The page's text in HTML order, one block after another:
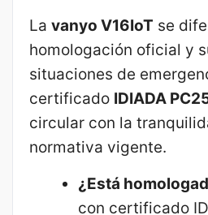
La vanyo V16IoT se
homologación oficial y
situaciones de
certificado IDIADA
circular con la
normativa vigente.
¿Está
con certificado